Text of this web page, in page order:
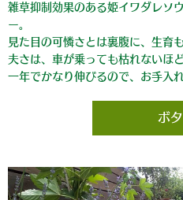
雑草抑制効果のある姫イワダレソ
ー。
見た目の可憐さとは裏腹に、生育
夫さは、車が乗っても枯れないほど
一年でかなり伸びるので、お手入
ボ